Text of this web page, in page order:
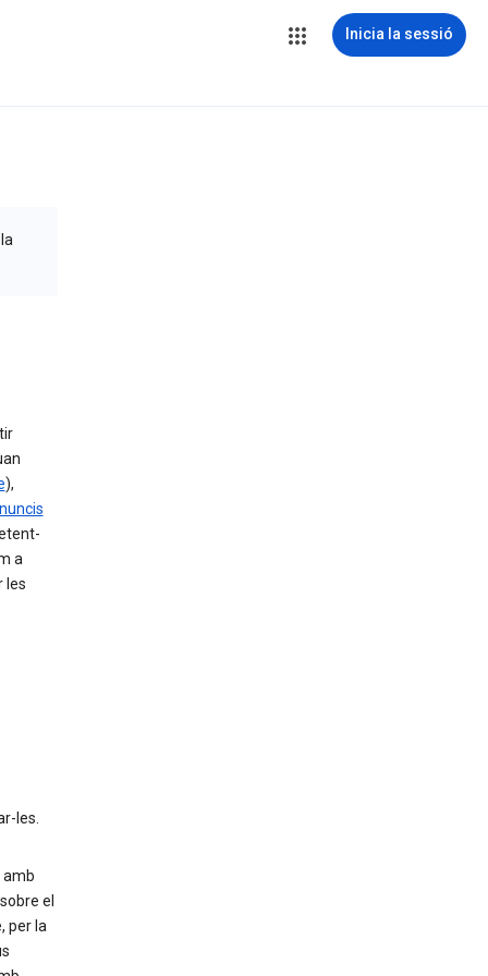
Inicia la sessió
),
a
les
les.
amb
el
per la